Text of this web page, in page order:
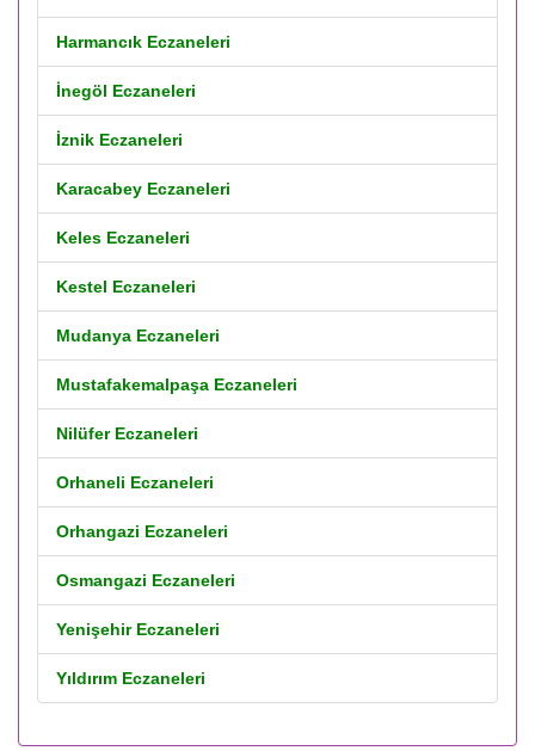
Harmancık Eczaneleri
İnegöl Eczaneleri
İznik Eczaneleri
Karacabey Eczaneleri
Keles Eczaneleri
Kestel Eczaneleri
Mudanya Eczaneleri
Mustafakemalpaşa Eczaneleri
Nilüfer Eczaneleri
Orhaneli Eczaneleri
Orhangazi Eczaneleri
Osmangazi Eczaneleri
Yenişehir Eczaneleri
Yıldırım Eczaneleri